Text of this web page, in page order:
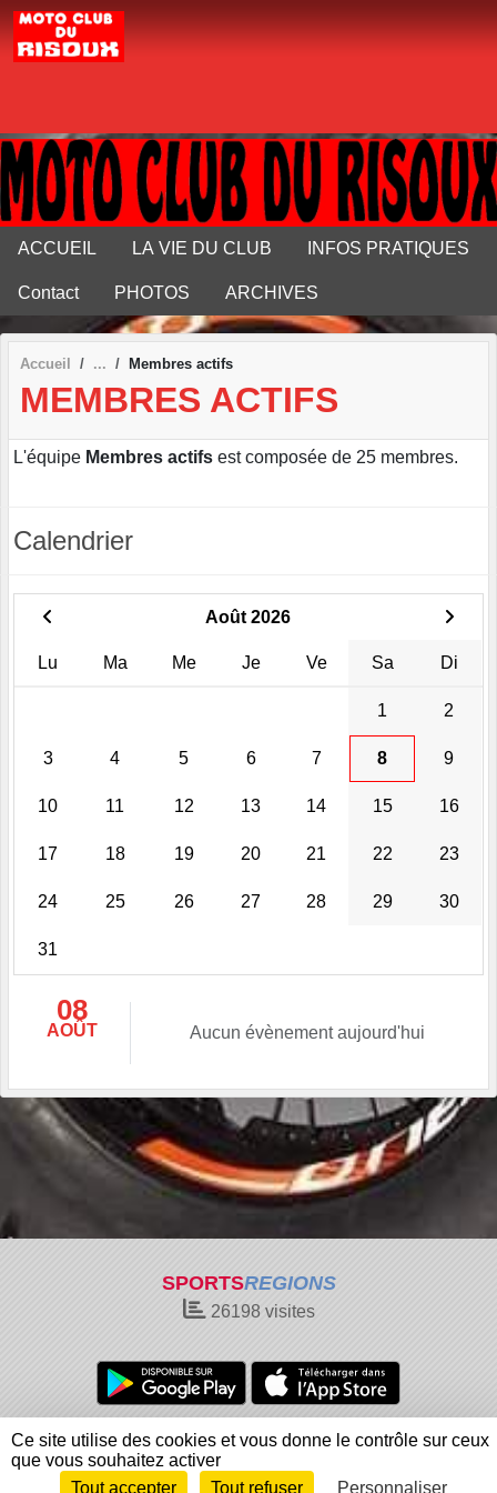
ACCUEIL LA VIE DU CLUB INFOS PRATIQUES
Contact PHOTOS ARCHIVES
Accueil Membres actifs
MEMBRES ACTIFS
L'équipe Membres actifs est composée de 25 membres.
Calendrier
Août 2026
Lu Ma Me Je Ve Sa Di
1 2
3 4 5 6 7 8 9
10 11 12 13 14 15 16
17 18 19 20 21 22 23
24 25 26 27 28 29 30
31
08
AOÛT Aucun évènement aujourd'hui
SPORTSREGIONS
26198visites
Charte cookies
Gestion des cookies
Informations légales
Signaler un contenu inapproprié
Envie de participer ?
Panneau de gestion des cookies
Ce site utilise des cookies et vous donne le contrôle sur ceux
que vous souhaitez activer
Tout accepter
Tout refuser Personnaliser